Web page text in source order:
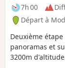
7h 00
Départ à
Deuxième
panoramas et
3200m